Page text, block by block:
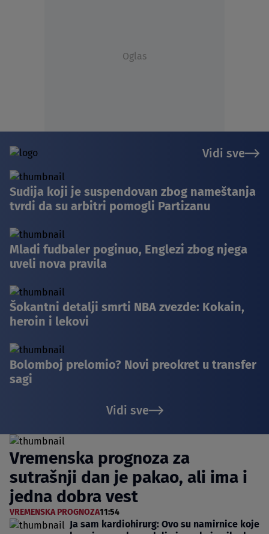
Oglas
Vidi sve
Sudija koji je suspendovan zbog nameštanja
tvrdi da su arbitri pomogli Partizanu
Mladi fudbaler poginuo, Englezi zbog njega
uveli nova pravila
Šokantni detalji smrti NBA zvezde: Kokain,
heroin i lekovi
Bolomboj prelomio? Novi preokret u transfer
sagi
Vidi sve
Vremenska prognoza za
sutrašnji dan je pakao, ali ima i
jedna dobra vest
VREMENSKA PROGNOZA11:54
Ja sam kardiohirurg: Ovo su namirnice koje